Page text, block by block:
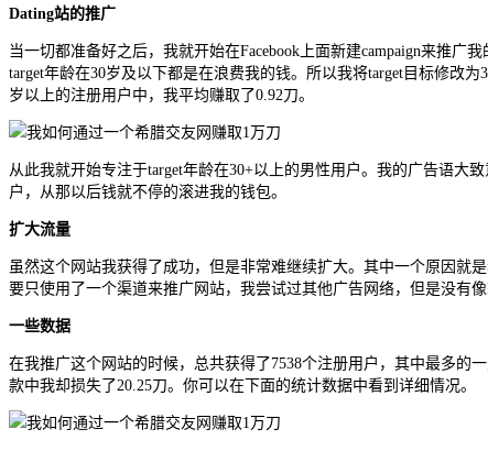
Dating站的推广
当一切都准备好之后，我就开始在Facebook上面新建campaign来推广
target年龄在30岁及以下都是在浪费我的钱。所以我将target目标修改
岁以上的注册用户中，我平均赚取了0.92刀。
从此我就开始专注于target年龄在30+以上的男性用户。我的广告语大
户，从那以后钱就不停的滚进我的钱包。
扩大流量
虽然这个网站我获得了成功，但是非常难继续扩大。其中一个原因就
要只使用了一个渠道来推广网站，我尝试过其他广告网络，但是没有
一些数据
在我推广这个网站的时候，总共获得了7538个注册用户，其中最多的
款中我却损失了20.25刀。你可以在下面的统计数据中看到详细情况。